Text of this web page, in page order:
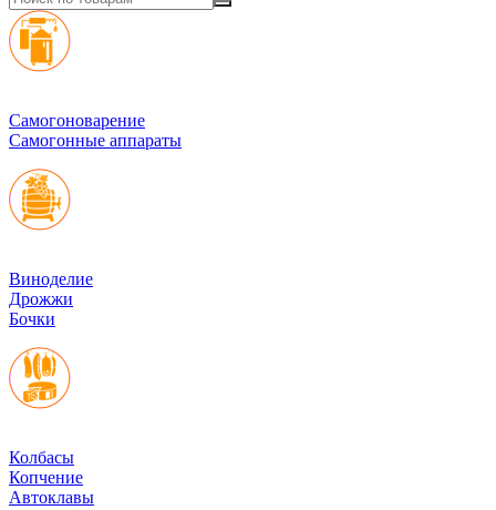
Cамогоноварение
Самогонные аппараты
Виноделие
Дрожжи
Бочки
Колбасы
Копчение
Автоклавы